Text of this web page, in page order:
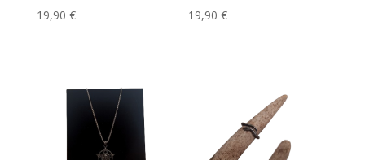
19,90 € 19,90€